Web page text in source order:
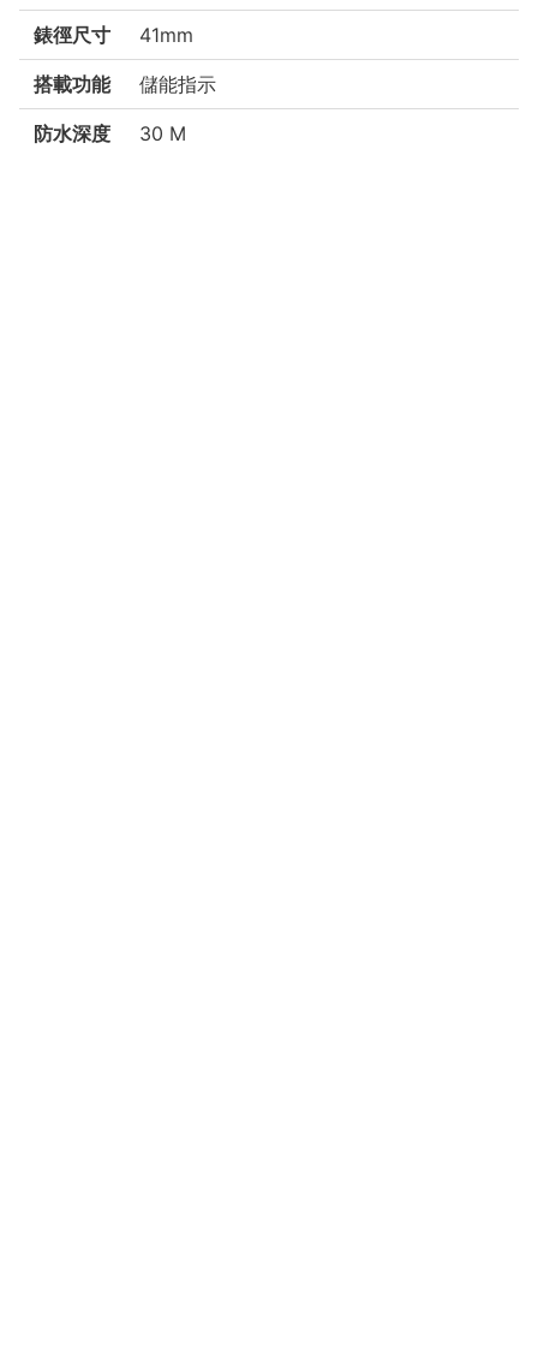
錶徑尺寸 41mm
搭載功能 儲能指示
防水深度 30 M